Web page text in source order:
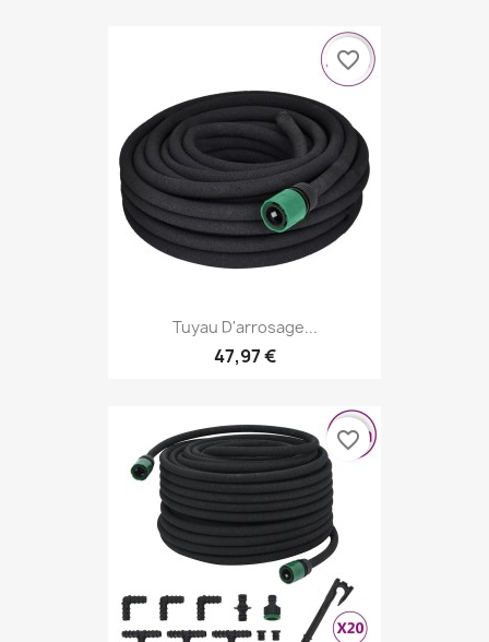
Tuyau D'arrosage...
47,97 €
favorite_border
favorite_border